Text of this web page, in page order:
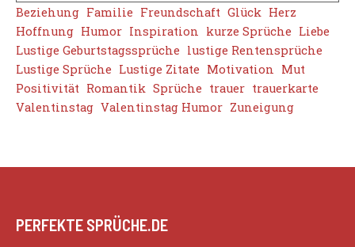
Beziehung Familie Freundschaft Glück Herz
Hoffnung Humor Inspiration kurze Sprüche Liebe
Lustige Geburtstagssprüche lustige Rentensprüche
Lustige Sprüche Lustige Zitate Motivation Mut
Positivität Romantik Sprüche trauer trauerkarte
Valentinstag Valentinstag Humor Zuneigung
PERFEKTE SPRÜCHE.DE